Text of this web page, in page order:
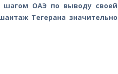
шагом ОАЭ по выводу своей
Тегерана значительно